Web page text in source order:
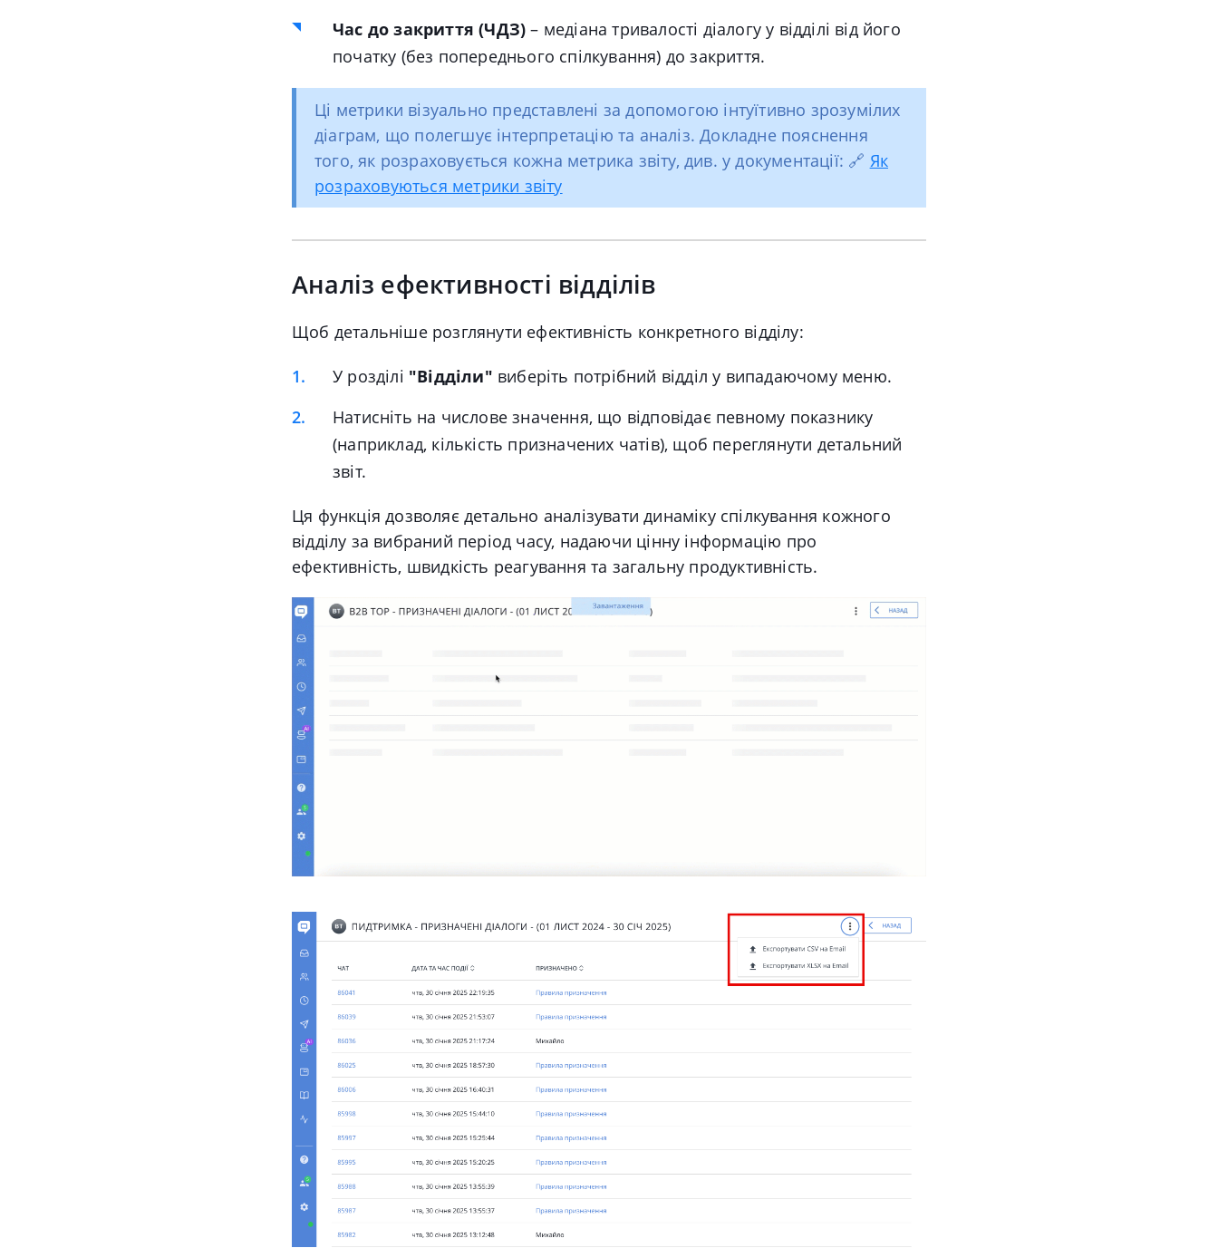
Час до закриття (ЧДЗ) – медіана тривалості діалогу у відділі від його
початку (без попереднього спілкування) до закриття.
Ці метрики візуально представлені за допомогою інтуїтивно зрозумілих
діаграм, що полегшує інтерпретацію та аналіз. Докладне пояснення
того, як розраховується кожна метрика звіту, див. у документації: 🔗 Як
розраховуються метрики звіту
Аналіз ефективності відділів
Щоб детальніше розглянути ефективність конкретного відділу:
У розділі "Відділи" виберіть потрібний відділ у випадаючому меню.
Натисніть на числове значення, що відповідає певному показнику
(наприклад, кількість призначених чатів), щоб переглянути детальний
звіт.
Ця функція дозволяє детально аналізувати динаміку спілкування кожного
відділу за вибраний період часу, надаючи цінну інформацію про
ефективність, швидкість реагування та загальну продуктивність.